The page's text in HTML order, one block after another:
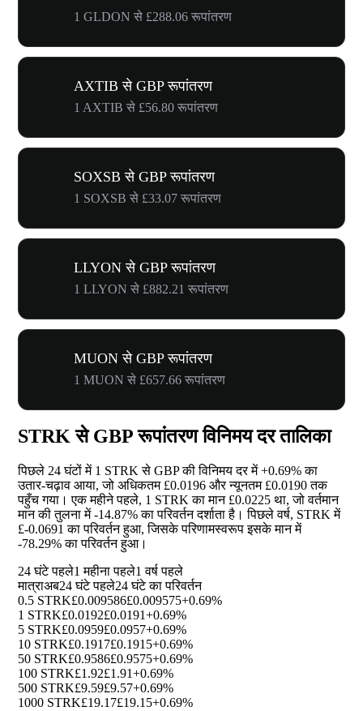
1 GLDON से £288.06 रूपांतरण
AXTIB से GBP रूपांतरण
1 AXTIB से £56.80 रूपांतरण
SOXSB से GBP रूपांतरण
1 SOXSB से £33.07 रूपांतरण
LLYON से GBP रूपांतरण
1 LLYON से £882.21 रूपांतरण
MUON से GBP रूपांतरण
1 MUON से £657.66 रूपांतरण
STRK से GBP रूपांतरण विनिमय दर तालिका
पिछले 24 घंटों में 1 STRK से GBP की विनिमय दर में+0.69%का
उतार-चढ़ाव आया, जो अधिकतम £0.0196 और न्यूनतम £0.0190 तक
पहुँच गया। एक महीने पहले, 1 STRK का मान £0.0225 था, जो वर्तमान
मान की तुलना में-14.87%का परिवर्तन दर्शाता है। पिछले वर्ष, STRK में
£-0.0691 का परिवर्तन हुआ, जिसके परिणामस्वरूप इसके मान में
-78.29%का परिवर्तन हुआ।
24 घंटे पहले1 महीना पहले1 वर्ष पहले
मात्राअब24 घंटे पहले24 घंटे का परिवर्तन
0.5 STRK£0.009586£0.009575+0.69%
1 STRK£0.0192£0.0191+0.69%
5 STRK£0.0959£0.0957+0.69%
10 STRK£0.1917£0.1915+0.69%
50 STRK£0.9586£0.9575+0.69%
100 STRK£1.92£1.91+0.69%
500 STRK£9.59£9.57+0.69%
1000 STRK£19.17£19.15+0.69%